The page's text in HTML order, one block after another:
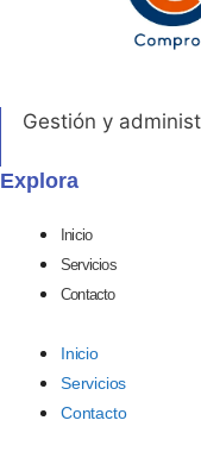
Gestión y
Explora
Inicio
Servicios
Contacto
Inicio
Servicios
Contacto